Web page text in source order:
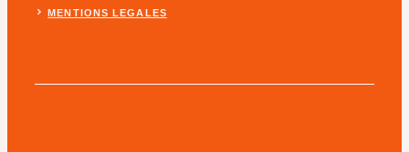
MENTIONS LEGALES